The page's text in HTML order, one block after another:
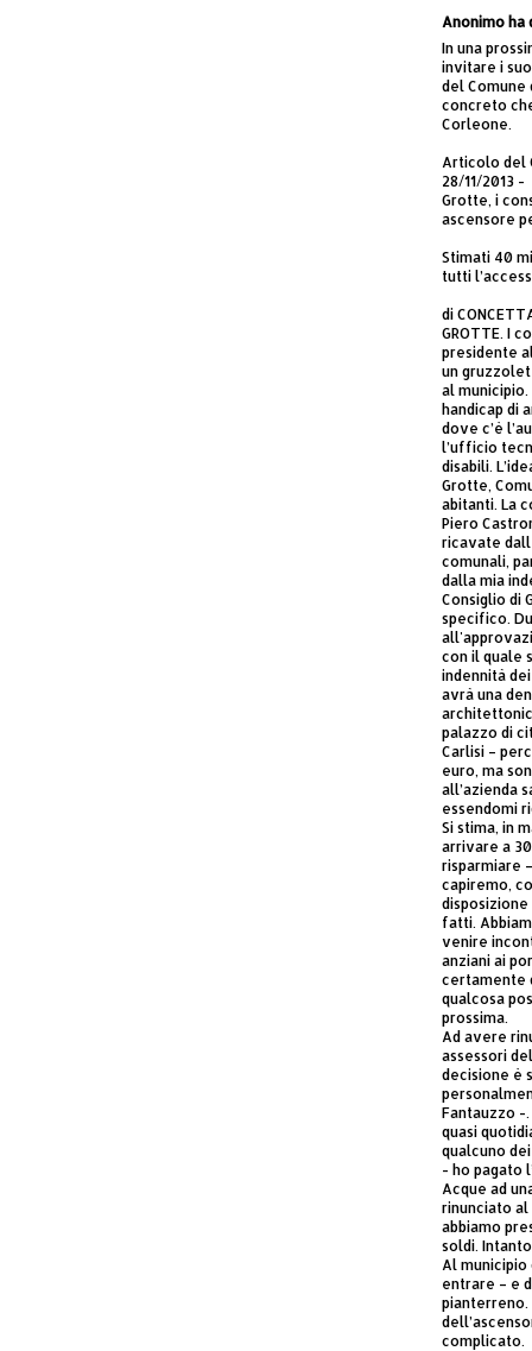
Anonimo ha
In una
invitare i
del Comune
concreto
Corleone.
Articolo del
28/11/2013 -
Grotte, i
ascensore
Stimati 40
tutti
di
GROTTE. I
presidente
un
al
handicap di
dove c’è
l’ufficio
disabili.
Grotte,
abitanti. La
Piero
ricavate
comunali,
dalla mia
Consiglio di
specifico.
con il quale
indennità
avrà una
palazzo di
Carlisi –
euro, ma
all’azienda
essendomi
Si stima, in
arrivare a
risparmiare
capiremo,
disposizione
fatti.
venire
anziani ai
certamente
qualcosa
prossima.
Ad avere
assessori
decisione è
Fantauzzo -
quasi
qualcuno
- ho pagato
Acque ad
rinunciato al
abbiamo
soldi.
Al municipio
entrare – e
complicato.